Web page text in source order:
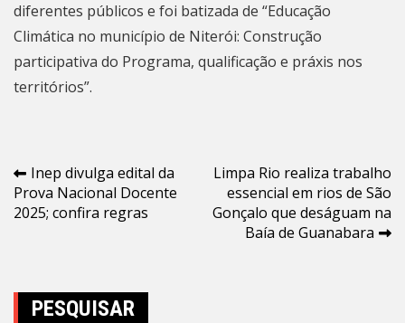
diferentes públicos e foi batizada de “Educação
Climática no município de Niterói: Construção
participativa do Programa, qualificação e práxis nos
territórios”.
Navegação
de
Inep divulga edital da
Prova Nacional Docente
2025; confira regras
Limpa Rio realiza trabalho
essencial em rios de São
Gonçalo que deságuam na
Baía de Guanabara
PESQUISAR